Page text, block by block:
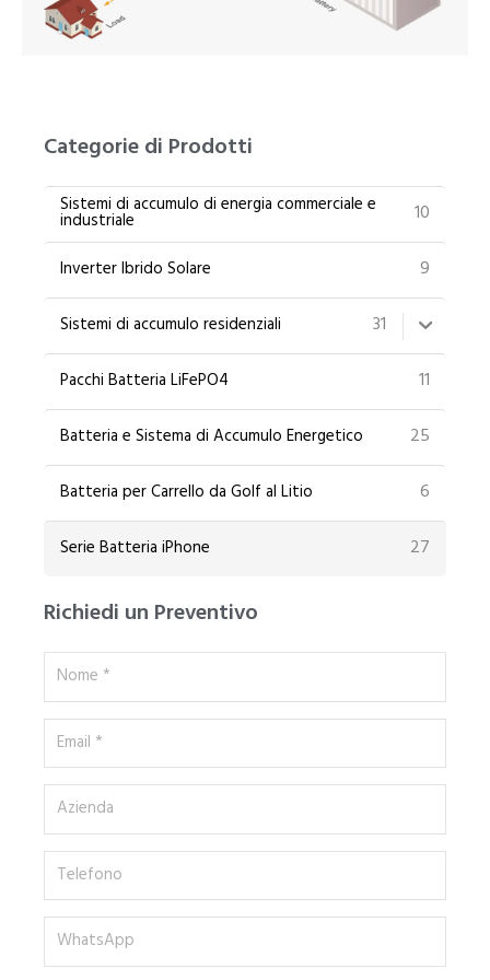
Categorie di Prodotti
Sistemi di accumulo di energia commerciale e
industriale 10
Inverter Ibrido Solare 9
Sistemi di accumulo residenziali 31
Pacchi Batteria LiFePO4 11
Batteria e Sistema di Accumulo Energetico 25
Batteria per Carrello da Golf al Litio 6
Serie Batteria iPhone 27
Richiedi un Preventivo
Nome
*
Email
*
Azienda
Telefono
WhatsApp